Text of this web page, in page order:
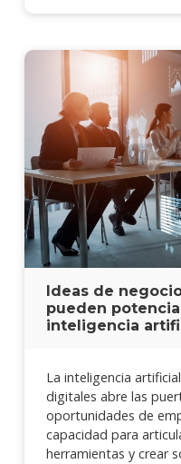
Ideas de
pueden
inteligencia
La inteligencia
digitales abre las
oportunidades de
capacidad para
herramientas y crear